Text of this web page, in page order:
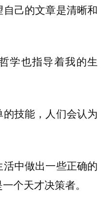
己的文章是清晰和
学也指导着我的生
技能，人们会认为
中做出一些正确的
个天才决策者。